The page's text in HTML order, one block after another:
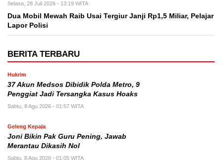
Selasa, 28 Juli 2026 - 13:19 WITA
Dua Mobil Mewah Raib Usai Tergiur Janji Rp1,5 Miliar, Pelajar
Lapor Polisi
BERITA TERBARU
Hukrim
37 Akun Medsos Dibidik Polda Metro, 9
Penggiat Jadi Tersangka Kasus Hoaks
Sabtu, 8 Agu 2026 - 01:57 WITA
Geleng Kepala
Joni Bikin Pak Guru Pening, Jawab
Merantau Dikasih Nol
Sabtu, 8 Agu 2026 - 01:05 WITA